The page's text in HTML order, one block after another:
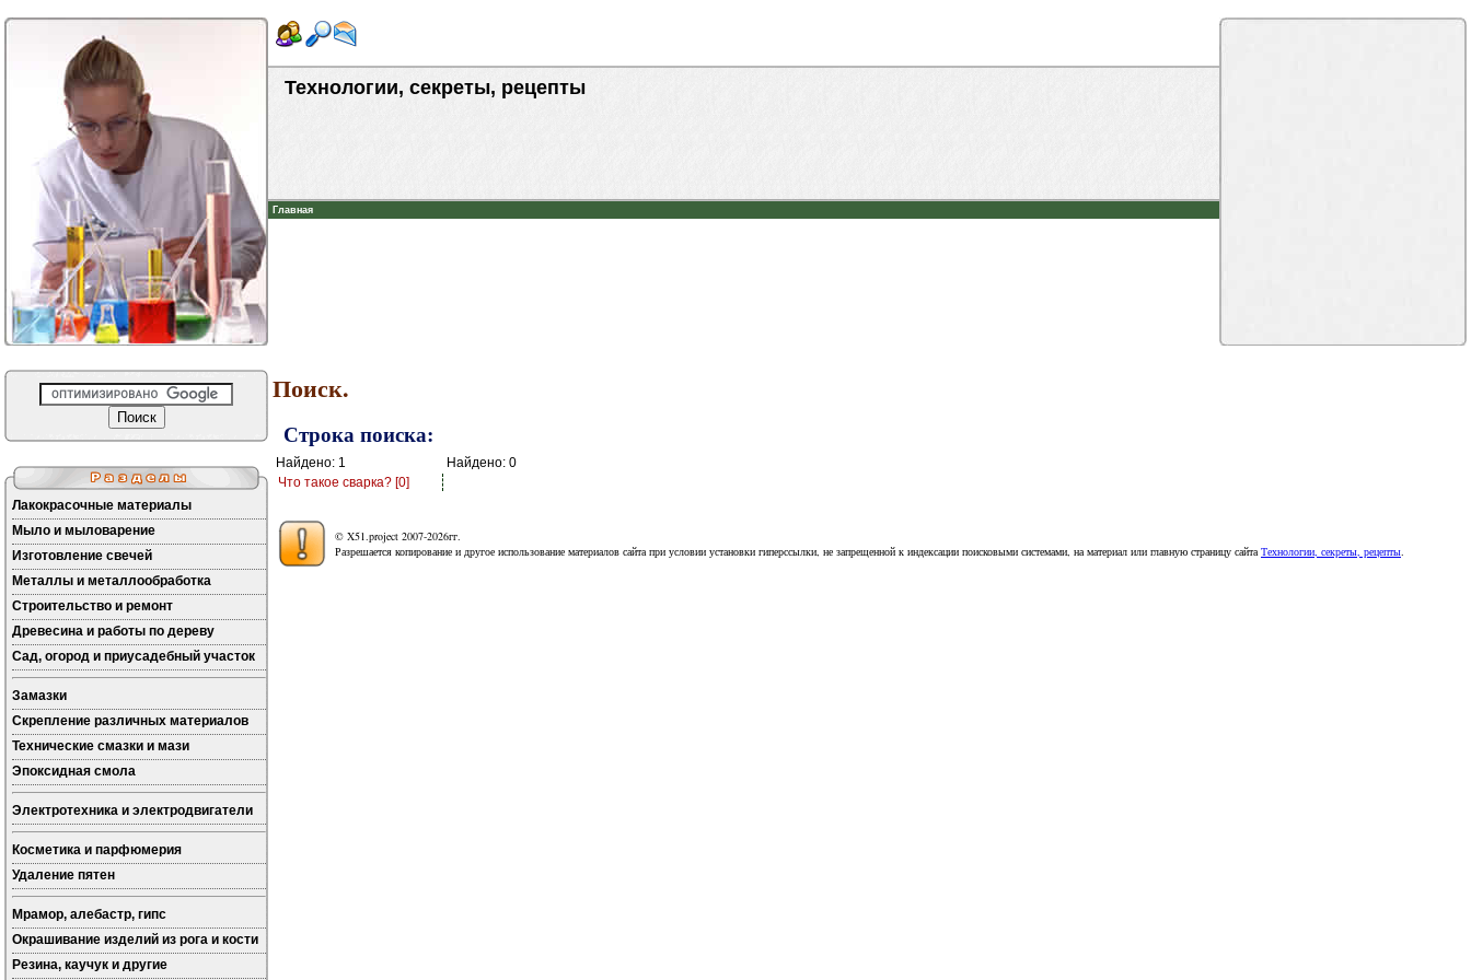
Технологии, секреты, рецепты
Главная
Лакокрасочные материалы
Мыло и мыловарение
Изготовление свечей
Металлы и металлообработка
Строительство и ремонт
Древесина и работы по дереву
Сад, огород и приусадебный участок
Замазки
Скрепление различных материалов
Технические смазки и мази
Эпоксидная смола
Электротехника и электродвигатели
Косметика и парфюмерия
Удаление пятен
Мрамор, алебастр, гипс
Окрашивание изделий из рога и кости
Резина, каучук и другие
Поиск.
Строка поиска:
Найдено: 1
Найдено: 0
Что такое сварка? [0]
© X51.project 2007-2026гг.
Разрешается копирование и другое использование материалов сайта при условии установки гиперссылки, не запрещенной к индексации поисковыми системами, на материал или главную страницу сайтаТехнологии, секреты, рецепты.